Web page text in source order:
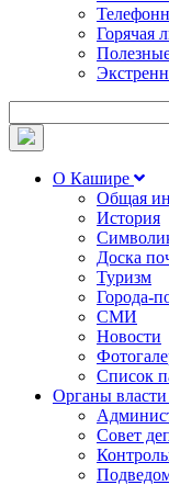
Горячая
О Кашире
Общая
История
Доска
Туризм
Города-
СМИ
Новости
Список
Органы власти
Совет